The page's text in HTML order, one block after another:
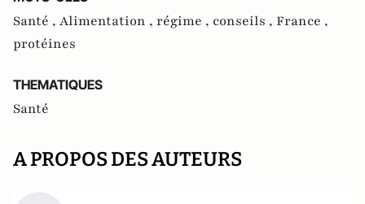
Santé , Alimentation , régime , conseils , France ,
protéines
THEMATIQUES
Santé
A PROPOS DES AUTEURS